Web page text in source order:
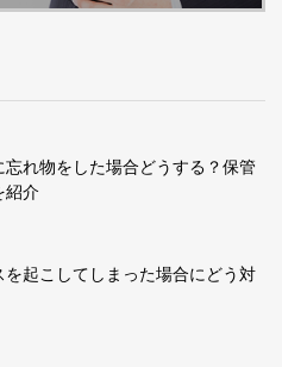
忘れ物をした場合どうする？保管
紹介
を起こしてしまった場合にどう対